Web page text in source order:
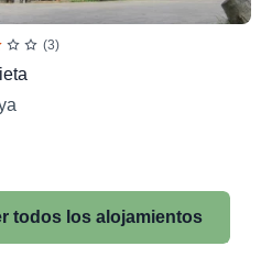
(3)
todos los alojamientos